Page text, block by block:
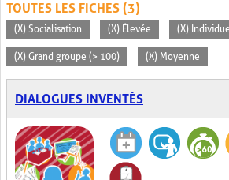
TOUTES LES FICHES (3)
(X) Socialisation (X) Élevée (X)
(X) Grand groupe (> 100) (X) Moyenne
DIALOGUES INVENTÉS